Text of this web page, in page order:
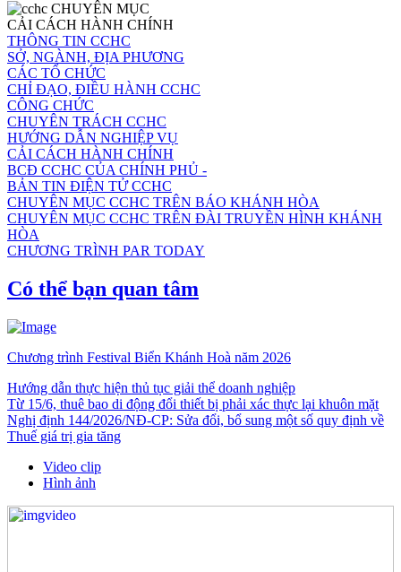
CHUYÊN MỤC
CẢI CÁCH HÀNH CHÍNH
THÔNG TIN CCHC
SỞ, NGÀNH, ĐỊA PHƯƠNG
CÁC TỔ CHỨC
CHỈ ĐẠO, ĐIỀU HÀNH CCHC
CÔNG CHỨC
CHUYÊN TRÁCH CCHC
HƯỚNG DẪN NGHIỆP VỤ
CẢI CÁCH HÀNH CHÍNH
BCĐ CCHC CỦA CHÍNH PHỦ -
BẢN TIN ĐIỆN TỬ CCHC
CHUYÊN MỤC CCHC TRÊN BÁO KHÁNH HÒA
CHUYÊN MỤC CCHC TRÊN ĐÀI TRUYỀN HÌNH KHÁNH
HÒA
CHƯƠNG TRÌNH PAR TODAY
Có thể bạn quan tâm
Chương trình Festival Biển Khánh Hoà năm 2026
Hướng dẫn thực hiện thủ tục giải thể doanh nghiệp
Từ 15/6, thuê bao di động đổi thiết bị phải xác thực lại khuôn mặt
Nghị định 144/2026/NĐ-CP: Sửa đổi, bổ sung một số quy định về
Thuế giá trị gia tăng
Video clip
Hình ảnh